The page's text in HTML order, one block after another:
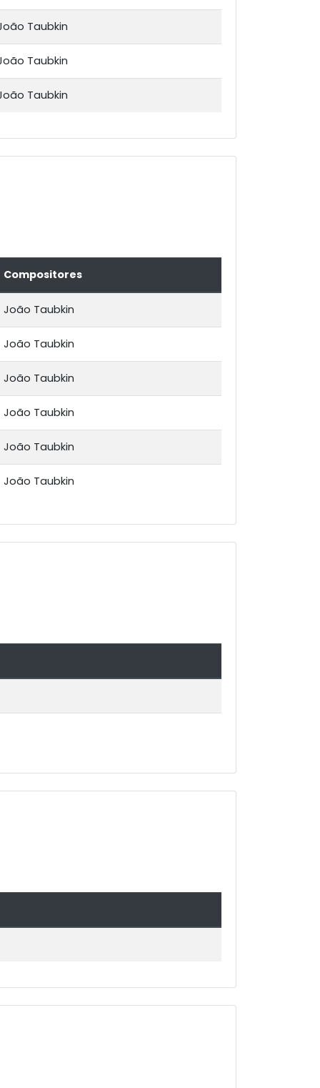
Taubkin
Taubkin
Taubkin
Compositores
João Taubkin
João Taubkin
João Taubkin
João Taubkin
João Taubkin
João Taubkin